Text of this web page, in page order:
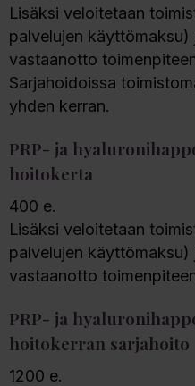
Lisäksi veloitetaan
palvelujen
vastaanotto
Sarjahoidoissa
yhden kerran.
PRP- ja
hoitokerta
400 e.
Lisäksi veloitetaan
palvelujen
vastaanotto
PRP- ja
hoitokerran sarjahoito
1200 e.